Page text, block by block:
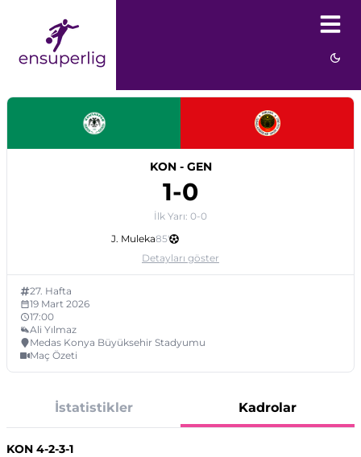
KON- GEN
1-0
İlk Yarı: 0-0
J. Muleka85'
Detayları göster
27. Hafta
19 Mart 2026
17:00
Ali Yılmaz
Medas Konya Büyüksehir Stadyumu
Maç Özeti
İstatistikler Kadrolar
KON 4-2-3-1